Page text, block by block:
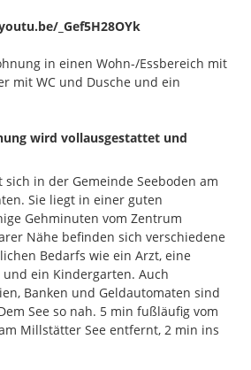
_Gef5H28OYk
in einen Wohn-/Essbereich mit
mit WC und Dusche und ein
wird vollausgestattet und
Handtücher, Polster, Decken, etc.).
eine maßgefertigte Tischlerküche
Backrohr, Ceranfeld (induktiv),
Kühlschrank. Im
Sofa mit Stauraum. Im
ein Boxspringbett (180cmx200cm)
Erdgeschoß eine Waschküche mit
und zwei Trocknern.
in der Gemeinde Seeboden am
Sie liegt in einer guten
Gehminuten vom Zentrum
Nähe befinden sich verschiedene
Bedarfs wie ein Arzt, eine
und ein Kindergarten. Auch
Banken und Geldautomaten sind
See so nah. 5 min fußläufig vom
Millstätter See entfernt, 2 min ins